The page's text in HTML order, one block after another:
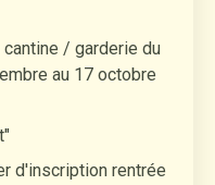
cantine / garderie du
au 17 octobre
d'inscription rentrée